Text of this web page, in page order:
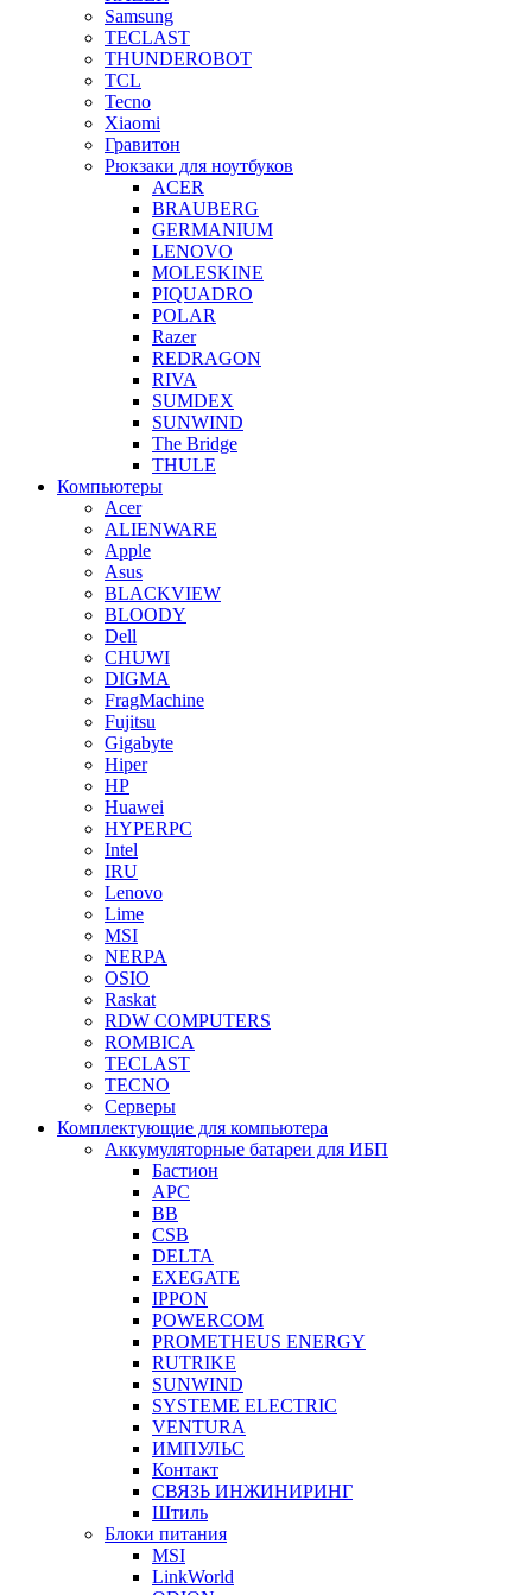
Samsung
TECLAST
THUNDEROBOT
TCL
Tecno
Xiaomi
Гравитон
Рюкзаки для ноутбуков
ACER
BRAUBERG
GERMANIUM
LENOVO
MOLESKINE
PIQUADRO
POLAR
Razer
REDRAGON
RIVA
SUMDEX
SUNWIND
The Bridge
THULE
Компьютеры
Acer
ALIENWARE
Apple
Asus
BLACKVIEW
BLOODY
Dell
CHUWI
DIGMA
FragMachine
Fujitsu
Gigabyte
Hiper
HP
Huawei
HYPERPC
Intel
IRU
Lenovo
Lime
MSI
NERPA
OSIO
Raskat
RDW COMPUTERS
ROMBICA
TECLAST
TECNO
Серверы
Комплектующие для компьютера
Аккумуляторные батареи для ИБП
Бастион
APC
BB
CSB
DELTA
EXEGATE
IPPON
POWERCOM
PROMETHEUS ENERGY
RUTRIKE
SUNWIND
SYSTEME ELECTRIC
VENTURA
ИМПУЛЬС
Контакт
СВЯЗЬ ИНЖИНИРИНГ
Штиль
Блоки питания
MSI
LinkWorld